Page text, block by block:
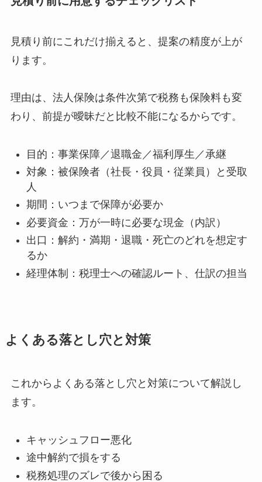
見積り前にこれだけ揃えると、提案の精度が上が
ります。
理由は、法人保険は条件次第で税務も保険料も変
わり、前提が曖昧だと比較不能になるからです。
目的：事業保障／退職金／福利厚生／承継
対象：被保険者（社長・役員・従業員）と受取
人
期間：いつまで保障が必要か
必要資金：万が一時に必要な現金（内訳）
出口：解約・満期・退職・死亡のどれを想定す
るか
経理体制：税理士への確認ルート、仕訳の担当
よくある落とし穴と対策
これからよくある落とし穴と対策について解説し
ます。
キャッシュフロー悪化
途中解約で損をする
税務処理のズレで後から困る